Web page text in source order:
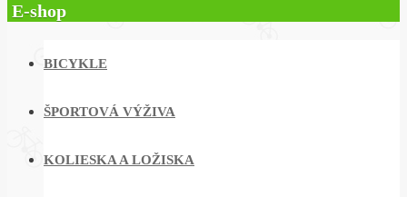
E-shop
BICYKLE
ŠPORTOVÁ VÝŽIVA
KOLIESKA A LOŽISKA